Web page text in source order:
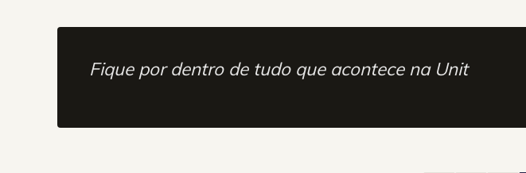
Fique por dentro de tudo que acontece na Unit